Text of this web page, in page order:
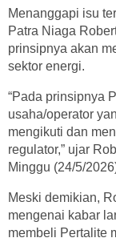
Menanggapi isu
Patra Niaga
prinsipnya akan
sektor energi.
“Pada prinsipnya
usaha/operator
mengikuti dan
regulator,” ujar
Minggu (24/5/
Meski demikian,
mengenai kabar
membeli Pertalite